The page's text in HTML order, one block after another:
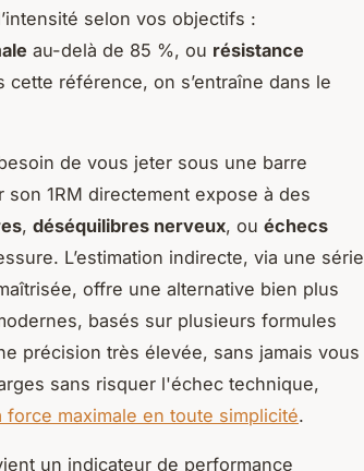
selon vos objectifs :
au-delà de 85 %, ou résistance
cette référence, on s’entraîne dans le
de vous jeter sous une barre
1RM directement expose à des
, déséquilibres nerveux, ou échecs
L’estimation indirecte, via une série
offre une alternative bien plus
basés sur plusieurs formules
précision très élevée, sans jamais vous
sans risquer l'échec technique,
force maximale en toute simplicité.
un indicateur de performance